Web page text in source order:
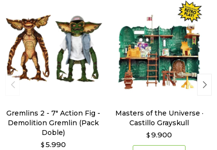
Gremlins 2 - 7" Action Fig -
Demolition Gremlin (Pack
Doble)
$ 5.990
Masters of the Universe ·
Castillo Grayskull
$ 9.900